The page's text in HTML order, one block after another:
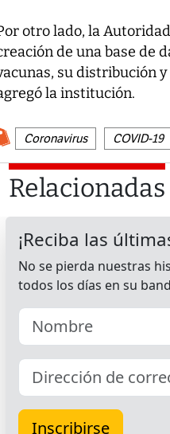
otro lado, la
de una base de
su distribución
la institución.
Coronavirus COVID-19
Relacionadas